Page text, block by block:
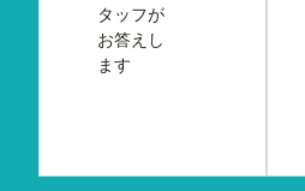
タッフが
お答えし
ます